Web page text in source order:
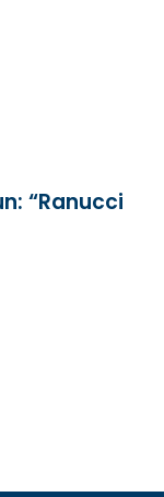
“Ranucci